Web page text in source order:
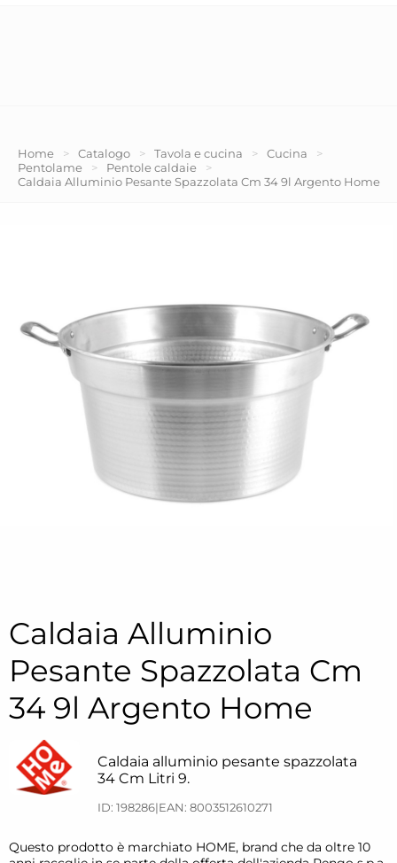
Home > Catalogo > Tavola e cucina > Cucina
>
Pentolame
> Pentole caldaie
>
Caldaia Alluminio Pesante Spazzolata Cm 34 9l Argento Home
Caldaia Alluminio
Pesante Spazzolata Cm
34 9l Argento Home
Caldaia alluminio pesante spazzolata
34 Cm Litri 9.
ID: 198286|EAN: 8003512610271
Questo prodotto è marchiato HOME, brand che da oltre 10